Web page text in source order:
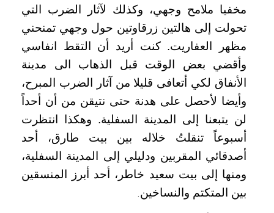
مخفيا ملامح وجهي، وكذلك لآثار الضرب التي
تحولت إلى هالتين زرقاوتين حول وجهي تمنحني
مظهر العفاريت. كنت أريد أن التقط انفاسي
وأقضي بعض الوقت قبل الذهاب الى مدينة
الأنفاق لكي أتعافى قليلا من آثار الضرب المبرح،
وأيضا لأحصل على هدنة حتى نتيقن من أن أحداً
لن يتبعنا إلى المدينة السفلية. وهكذا انتظرت
أسبوعاً تنقلتُ خلاله بين بيت طارق، أحد
أصدقائي المقربين ودليلي إلى المدينة السفلية،
ومنها إلى بيت سعيد خاطر، أحد أبرز المنسقين
بين المتكتم والنساخين.